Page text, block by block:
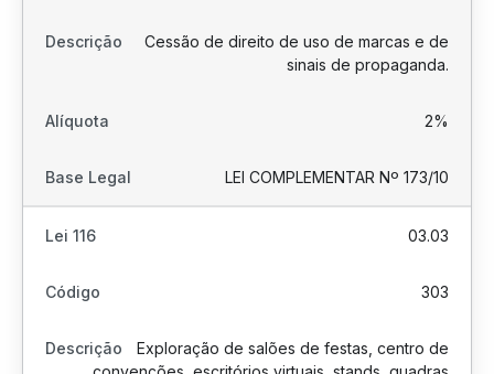
Cessão de direito de uso de marcas e de
sinais de propaganda.
2%
LEI COMPLEMENTAR Nº 173/10
03.03
303
Exploração de salões de festas, centro de